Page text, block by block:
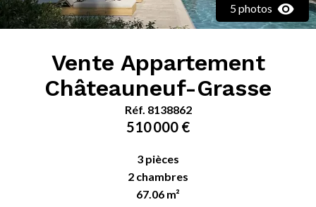
5 photos
Vente Appartement
Châteauneuf-Grasse
Réf. 8138862
510 000 €
3 pièces
2 chambres
67.06 m²